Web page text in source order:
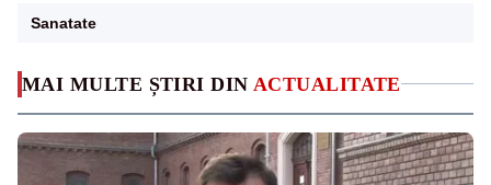
MAI MULTE ȘTIRI DIN ACTUALITATE
Sanatate